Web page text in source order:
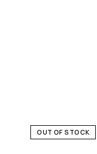
OUT OF STOCK